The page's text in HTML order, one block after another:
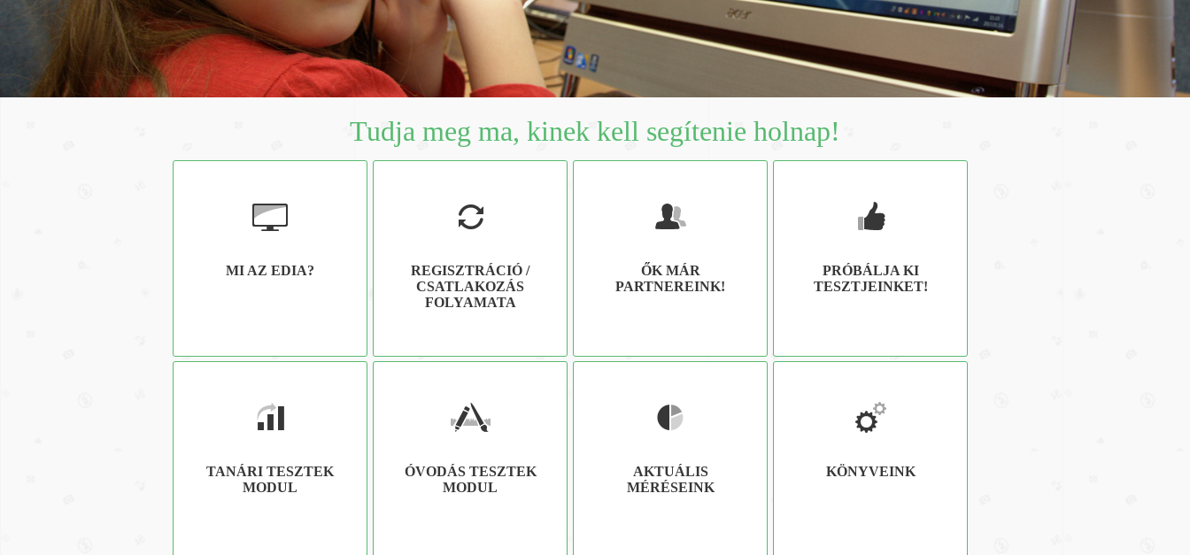
Tudja meg ma, kinek kell segítenie holnap!
MI AZ EDIA?
REGISZTRÁCIÓ /
CSATLAKOZÁS
FOLYAMATA
ŐK MÁR
PARTNEREINK!
PRÓBÁLJA KI
TESZTJEINKET!
TANÁRI TESZTEK
MODUL
ÓVODÁS TESZTEK
MODUL
AKTUÁLIS
MÉRÉSEINK
KÖNYVEINK